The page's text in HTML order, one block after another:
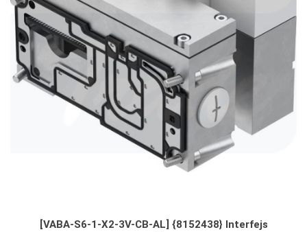
[VABA-S6-1-X2-3V-CB-AL] {8152438} Interfejs